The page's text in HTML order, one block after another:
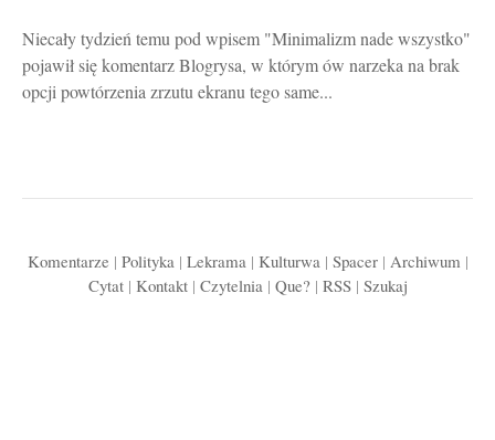
Niecały tydzień temu pod wpisem "Minimalizm nade wszystko"
pojawił się komentarz Blogrysa, w którym ów narzeka na brak
opcji powtórzenia zrzutu ekranu tego same...
Komentarze | Polityka| Lekrama| Kulturwa| Spacer| Archiwum |
Cytat| Kontakt| Czytelnia| Que? | RSS| Szukaj